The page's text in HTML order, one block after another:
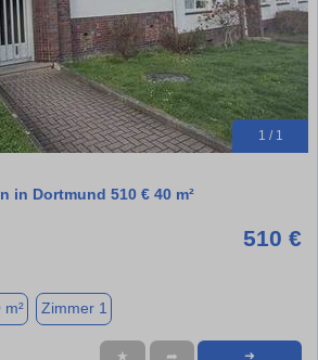
1 / 1
in Dortmund 510 € 40 m²
510 €
Zimmer 1
★ ➦ ➜